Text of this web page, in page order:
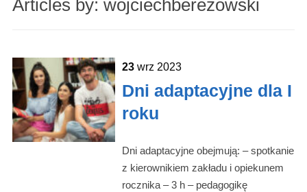
Articles by: wojciechberezowski
23 wrz 2023
Dni adaptacyjne dla I
roku
Dni adaptacyjne obejmują: – spotkanie
z kierownikiem zakładu i opiekunem
rocznika – 3 h – pedagogikę